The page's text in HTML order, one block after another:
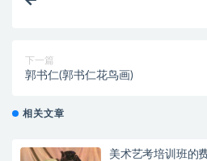
下一篇
郭书仁(郭书仁花鸟画)
相关文章
美术艺考培训班的